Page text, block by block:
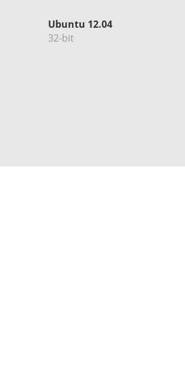
Ubuntu 12.04
32-bit